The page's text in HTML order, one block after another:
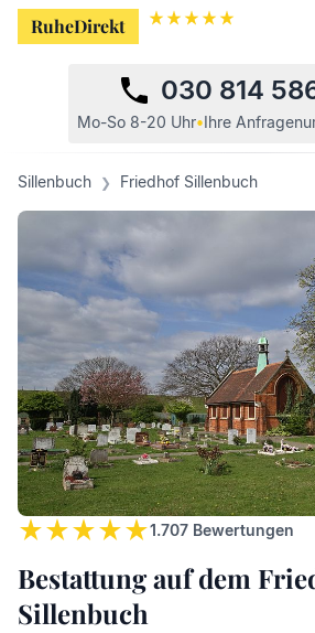
RuheDirekt
030 814
Mo-So 8-20 Uhr•Ihre
RuheDirekt
Sillenbuch Friedhof Sillenbuch
1.707 Bewertungen
Bestattung auf dem
Sillenbuch